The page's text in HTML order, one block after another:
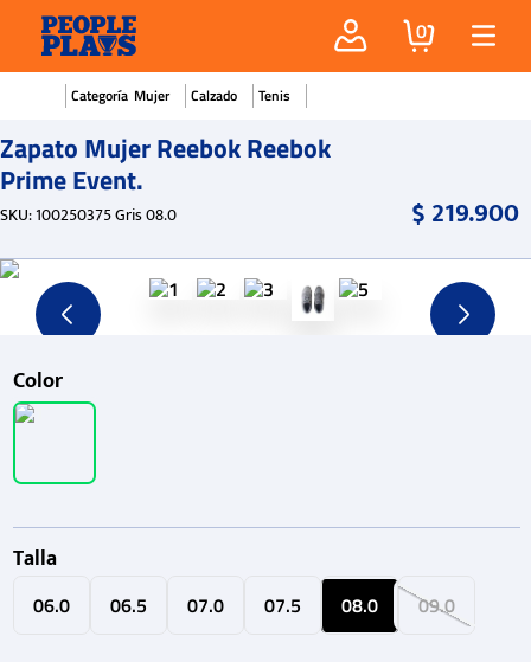
0
Mujer Calzado Tenis
Zapato Mujer Reebok Reebok
Prime Event.
SKU:100250375 Gris 08.0 $219.900
Color
Talla
06.0 06.5 07.0 07.5 08.0 09.0